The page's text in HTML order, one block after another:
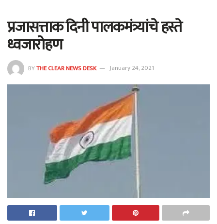
प्रजासत्ताक दिनी पालकमंत्र्यांचे हस्ते
ध्वजारोहण
BYTHE CLEAR NEWS DESK January 24, 2021